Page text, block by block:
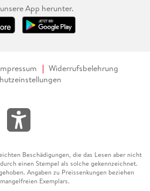
App herunter.
Widerrufsbelehrung
Beschädigungen, die das Lesen aber nicht
einen Stempel als solche gekennzeichnet.
Angaben zu Preissenkungen beziehen
Exemplars.